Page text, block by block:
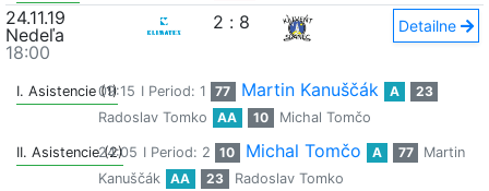
24.11.19
Nedeľa
18:00
2 : 8 Detailne
I. Asistencie (1)09:15 I Period: 1 77 Martin Kanuščák A
23
Radoslav Tomko
AA 10 Michal Tomčo
II. Asistencie (2)
24:05 I Period: 2 10 Michal Tomčo A 77
Martin
Kanuščák
AA 23
Radoslav Tomko